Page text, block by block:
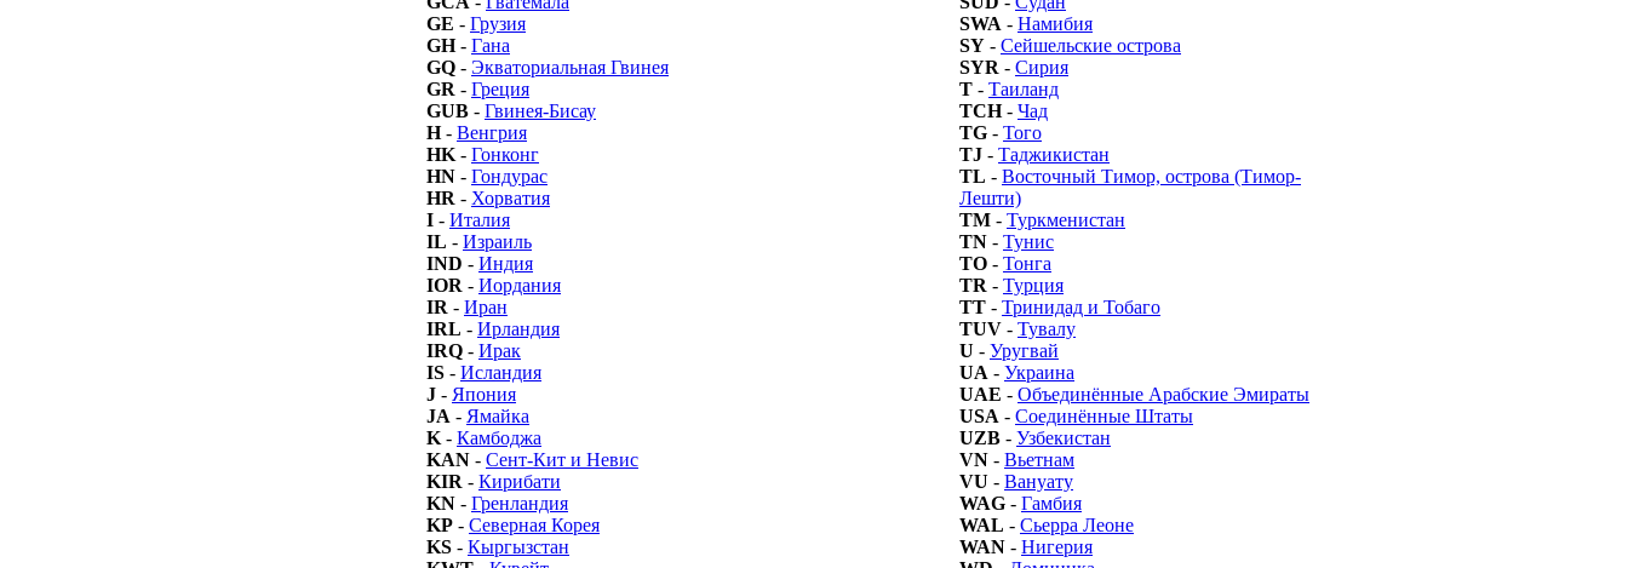
GE - Грузия
GH- Гана
GQ - Экваториальная Гвинея
GR - Греция
GUB - Гвинея-Бисау
H- Венгрия
HK - Гонконг
HN - Гондурас
HR - Хорватия
I - Италия
IL - Израиль
IND - Индия
IOR - Иордания
IR - Иран
IRL - Ирландия
IRQ - Ирак
IS - Исландия
J - Япония
JA - Ямайка
K - Камбоджа
KAN - Сент-Кит и Невис
KIR - Кирибати
KN - Гренландия
KP - Северная Корея
KS - Кыргызстан
SWA - Намибия
SY - Сейшельские острова
SYR - Сирия
T - Таиланд
TCH- Чад
TG - Того
TJ - Таджикистан
TL - Восточный Тимор, острова (Тимор-
Лешти)
TM - Туркменистан
TN - Тунис
TO - Тонга
TR - Турция
TT - Тринидад и Тобаго
TUV - Тувалу
U - Уругвай
UA - Украина
UAE - Объединённые Арабские Эмираты
USA - Соединённые Штаты
UZB - Узбекистан
VN - Вьетнам
VU - Вануату
WAG - Гамбия
WAL - Сьерра Леоне
WAN - Нигерия